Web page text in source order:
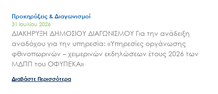
Προκηρύξεις & Διαγωνισμοί
31 Ιουλίου 2026
ΔΙΑΚΗΡΥΞΗ ΔΗΜΟΣΙΟΥ ΔΙΑΓΩΝΙΣΜΟΥ Για την ανάδειξη
αναδόχου για την υπηρεσία: «Υπηρεσίες οργάνωσης
φθινοπωρινών – χειμερινών εκδηλώσεων έτους 2026 των
ΜΔΠΠ του ΟΦΥΠΕΚΑ»
Διαβάστε Περισσότερα